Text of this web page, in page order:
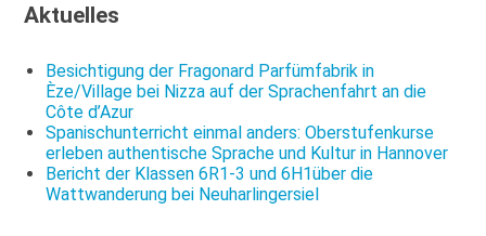
Aktuelles
Besichtigung der Fragonard Parfümfabrik in
Èze/Village bei Nizza auf der Sprachenfahrt an die
Côte d’Azur
Spanischunterricht einmal anders: Oberstufenkurse
erleben authentische Sprache und Kultur in Hannover
Bericht der Klassen 6R1-3 und 6H1über die
Wattwanderung bei Neuharlingersiel